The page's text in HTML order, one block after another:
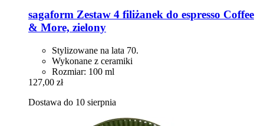
sagaform Zestaw 4 filiżanek do espresso Coffee
& More, zielony
Stylizowane na lata 70.
Wykonane z ceramiki
Rozmiar: 100 ml
127,00 zł
Dostawa do 10 sierpnia